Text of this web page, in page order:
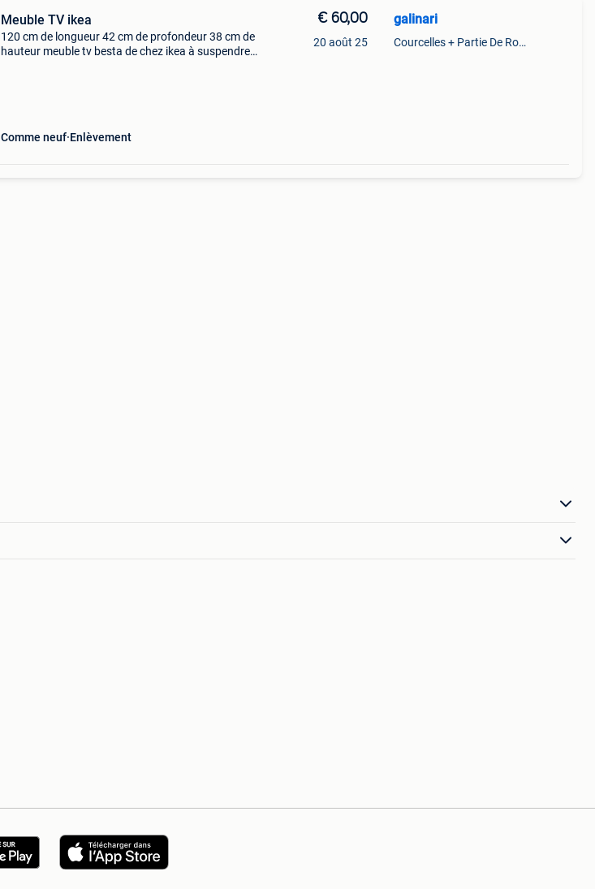
Meuble TV ikea
120 cm de longueur 42 cm de profondeur 38 cm de
hauteur meuble tv besta de chez ikea à suspendre.
Comme neuf Enlèvement
€ 60,00
20 août 25
galinari
Courcelles + Partie De Roux